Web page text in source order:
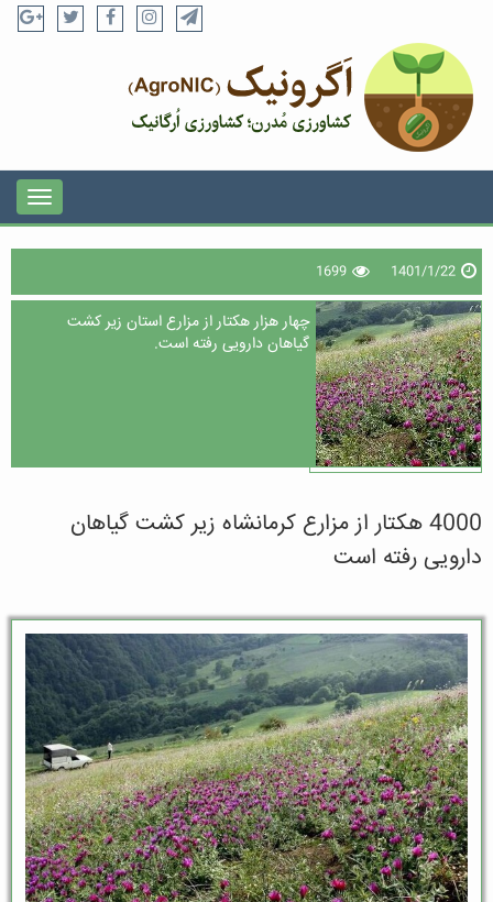
1401/1/22
1699
چهار هزار هکتار از مزارع استان زیر کشت
گیاهان دارویی رفته است.
4000 هکتار از مزارع کرمانشاه زیر کشت گیاهان
دارویی رفته است